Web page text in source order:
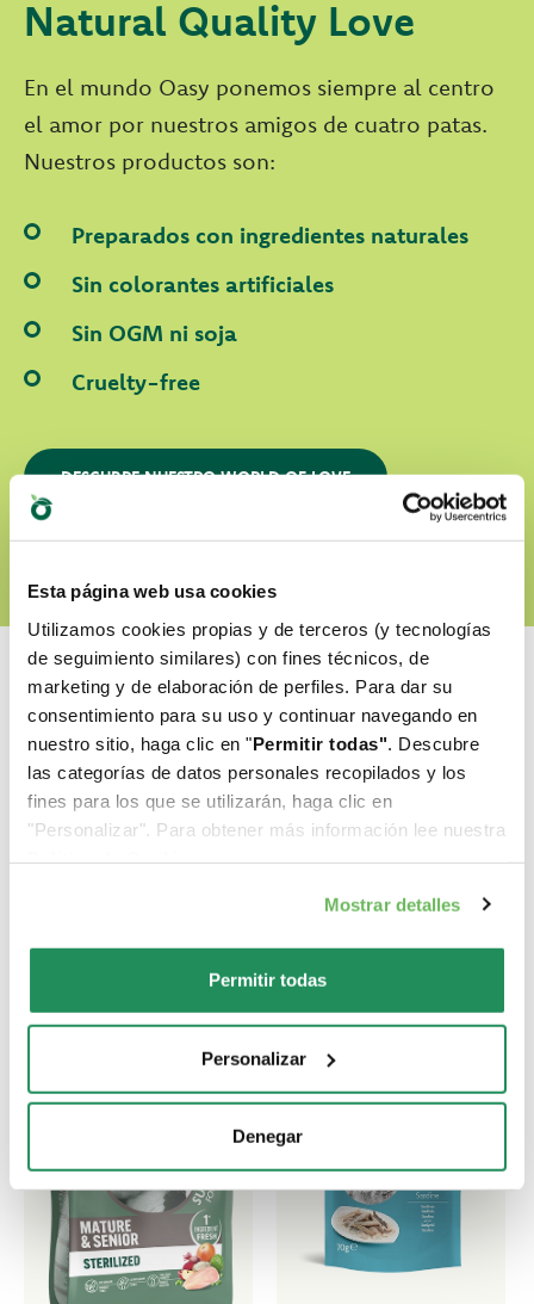
Esta página web usa cookies
Utilizamos cookies propias y de terceros (y tecnologías
de seguimiento similares) con fines técnicos, de
marketing y de elaboración de perfiles. Para dar su
consentimiento para su uso y continuar navegando en
nuestro sitio, haga clic en "Permitir todas" . Descubre
las categorías de datos personales recopilados y los
fines para los que se utilizarán, haga clic en
"Personalizar". Para obtener más información lee nuestra
Mostrar detalles
Permitir todas
Personalizar
Denegar
Natural Quality Love
En el mundo Oasy ponemos siempre al centro
el amor por nuestros amigos de cuatro patas.
Nuestros productos son:
Preparados con ingredientes naturales
Sin colorantes artificiales
Sin OGM ni soja
Cruelty-free
DESCUBRE NUESTRO WORLD OF LOVE
Cual es su favorito?
Descubre nuestros mejores productos para tu
mascota